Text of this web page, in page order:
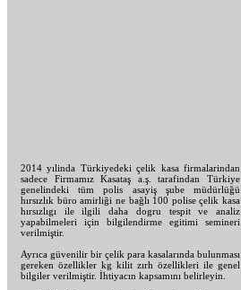
2014 yılinda Türkiyedeki çelik kasa firmalarindan
sadece Firmamız Kasataş a.ş. tarafindan Türkiye
genelindeki tüm polis asayiş şube müdürlüğü
hırsızlık büro amirliği ne bağlı 100 polise çelik kasa
hırsızlıgı ile ilgili daha dogru tespit ve analiz
yapabilmeleri için bilgilendirme egitimi semineri
verilmiştir.
Ayrıca güvenilir bir çelik para kasalarında bulunması
gereken özellikler kg kilit zırh özellikleri ile genel
bilgiler verilmiştir. İhtiyacın kapsamını belirleyin.